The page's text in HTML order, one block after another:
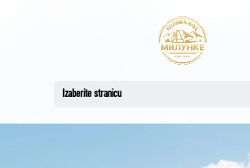
Izaberite stranicu